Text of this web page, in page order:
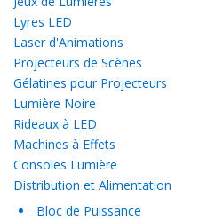
Lyres LED
Laser d'Animations
Projecteurs de Scènes
Gélatines pour Projecteurs
Lumière Noire
Rideaux à LED
Machines à Effets
Consoles Lumière
Distribution et Alimentation
Bloc de Puissance